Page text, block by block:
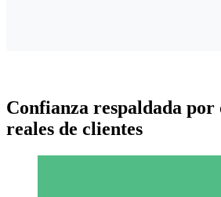
Confianza respaldada por
reales de clientes